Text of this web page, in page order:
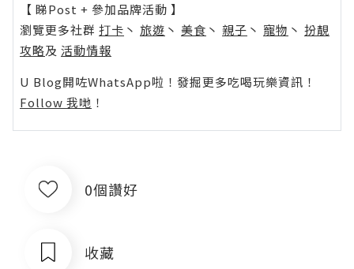
【 睇Post + 參加品牌活動 】
瀏覽更多社群 打卡 丶 旅遊 丶 美食 丶 親子 丶 寵物 丶 扮靚
攻略及 活動情報
U Blog開咗WhatsApp啦！發掘更多吃喝玩樂資訊！
Follow 我哋 ！
0個讚好
收藏